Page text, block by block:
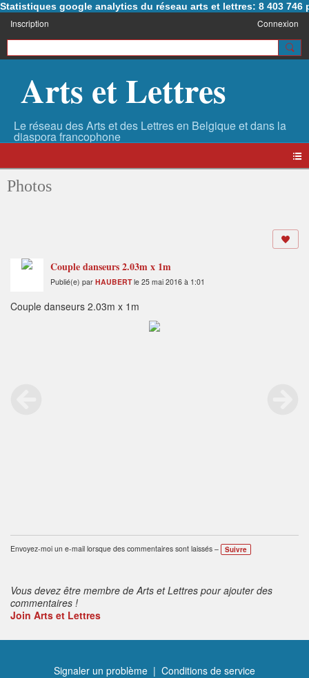
Statistiques google analytics du réseau arts et lettres: 8 403 746
Inscription Connexion
Arts et Lettres
Photos
Couple danseurs 2.03m x 1m
Publié(e) par HAUBERTle 25 mai 2016 à 1:01
Couple danseurs 2.03m x 1m
Envoyez-moi un e-mail lorsque des commentaires sont laissés – Suivre
Vous devez être membre de Arts et Lettres pour ajouter des
commentaires !
Join Arts et Lettres
Signaler un problème | Conditions de service